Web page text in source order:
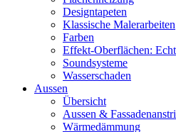
Designtapeten
Klassische Malerarbeiten
Farben
Effekt-Oberflächen:
Soundsysteme
Wasserschaden
Aussen
Übersicht
Aussen &
Wärmedämmung